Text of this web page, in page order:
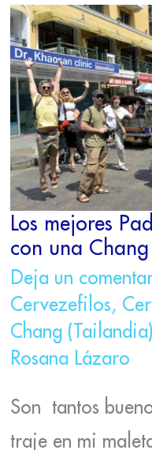
Los mejores
con una Chang
Deja un
Cervezefilos,
Chang (Tailandia)
Rosana Lázaro
Son tantos
traje en mi
LOS
MEJORES
PAD-
THAI
DE
BANGKOK
CON
UNA
CHANG